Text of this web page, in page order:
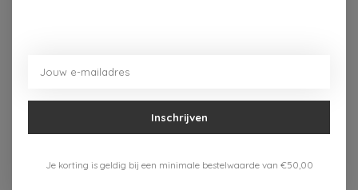
Aan verlanglijst toevoegen
Verzenden 1-3 werkdagen
Inschrijven
Je korting is geldig bij een minimale bestelwaarde van €50,00